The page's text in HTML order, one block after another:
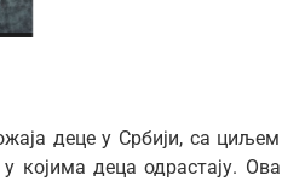
деце у Србији, са циљем
којима деца одрастају. Ова